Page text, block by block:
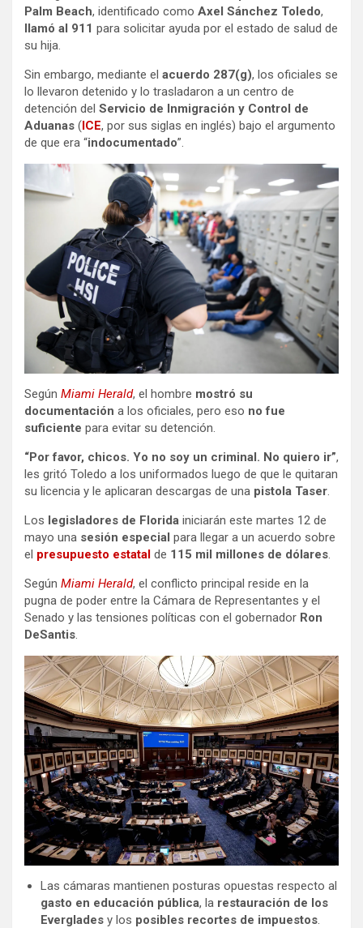
Palm Beach, identificado como Axel Sánchez Toledo,
llamó al 911 para solicitar ayuda por el estado de salud de
su hija.
Sin embargo, mediante el acuerdo 287(g), los oficiales se
lo llevaron detenido y lo trasladaron a un centro de
detención del Servicio de Inmigración y Control de
Aduanas (ICE, por sus siglas en inglés) bajo el argumento
de que era “indocumentado”.
Según Miami Herald, el hombre mostró su
documentación a los oficiales, pero eso no fue
suficiente para evitar su detención.
“Por favor, chicos. Yo no soy un criminal. No quiero ir”,
les gritó Toledo a los uniformados luego de que le quitaran
su licencia y le aplicaran descargas de una pistola Taser.
Los legisladores de Florida iniciarán este martes 12 de
mayo una sesión especial para llegar a un acuerdo sobre
el presupuesto estatal de 115 mil millones de dólares.
Según Miami Herald, el conflicto principal reside en la
pugna de poder entre la Cámara de Representantes y el
Senado y las tensiones políticas con el gobernador Ron
DeSantis.
Las cámaras mantienen posturas opuestas respecto al
gasto en educación pública, la restauración de los
Everglades y los posibles recortes de impuestos